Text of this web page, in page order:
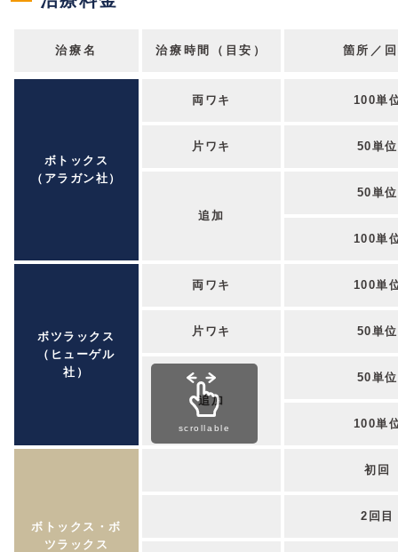
治療名 治療時間（目安） 箇所／
ボトックス
（アラガン社）
両ワキ 100単
片ワキ 50単位
追加
50単位
100単
ボツラックス
（ヒューゲル
社）
両ワキ 100単
片ワキ 50単位
追加
50単位
100単
ボトックス・ボ
ツラックス
初回
2回目
scrollable